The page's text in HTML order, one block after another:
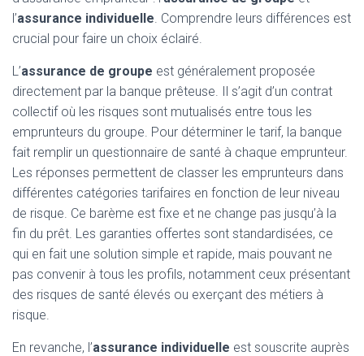
l’assurance individuelle. Comprendre leurs différences est
crucial pour faire un choix éclairé.
L’assurance de groupe est généralement proposée
directement par la banque prêteuse. Il s’agit d’un contrat
collectif où les risques sont mutualisés entre tous les
emprunteurs du groupe. Pour déterminer le tarif, la banque
fait remplir un questionnaire de santé à chaque emprunteur.
Les réponses permettent de classer les emprunteurs dans
différentes catégories tarifaires en fonction de leur niveau
de risque. Ce barème est fixe et ne change pas jusqu’à la
fin du prêt. Les garanties offertes sont standardisées, ce
qui en fait une solution simple et rapide, mais pouvant ne
pas convenir à tous les profils, notamment ceux présentant
des risques de santé élevés ou exerçant des métiers à
risque.
En revanche, l’assurance individuelle est souscrite auprès